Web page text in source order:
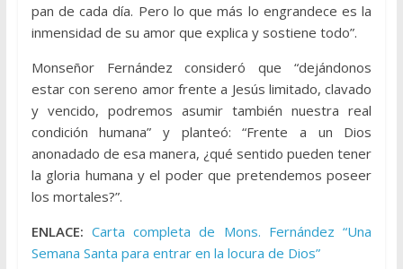
pan de cada día. Pero lo que más lo engrandece es la
inmensidad de su amor que explica y sostiene todo”.
Monseñor Fernández consideró que “dejándonos
estar con sereno amor frente a Jesús limitado, clavado
y vencido, podremos asumir también nuestra real
condición humana” y planteó: “Frente a un Dios
anonadado de esa manera, ¿qué sentido pueden tener
la gloria humana y el poder que pretendemos poseer
los mortales?”.
ENLACE: Carta completa de Mons. Fernández “Una
Semana Santa para entrar en la locura de Dios”